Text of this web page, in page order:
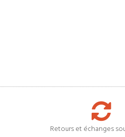
Retours et échanges